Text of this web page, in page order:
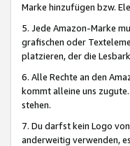
Marke hinzufügen bzw.
5. Jede Amazon-Marke
grafischen oder
platzieren, der die
6. Alle Rechte an den
kommt alleine uns
stehen.
7. Du darfst kein Logo
anderweitig verwenden,